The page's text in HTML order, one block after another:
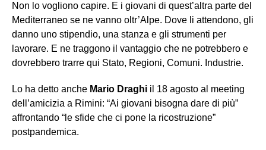
Non lo vogliono capire. E i giovani di quest’altra parte del
Mediterraneo se ne vanno oltr’Alpe. Dove li attendono, gli
danno uno stipendio, una stanza e gli strumenti per
lavorare. E ne traggono il vantaggio che ne potrebbero e
dovrebbero trarre qui Stato, Regioni, Comuni. Industrie.
Lo ha detto anche Mario Draghi il 18 agosto al meeting
dell’amicizia a Rimini: “Ai giovani bisogna dare di più”
affrontando “le sfide che ci pone la ricostruzione”
postpandemica.